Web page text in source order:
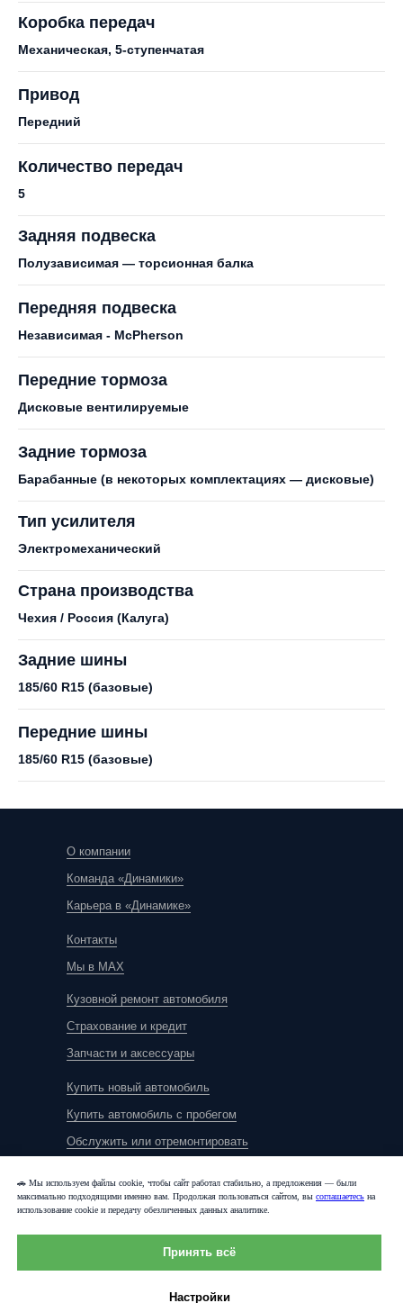
Коробка передач
Механическая, 5-ступенчатая
Привод
Передний
Количество передач
5
Задняя подвеска
Полузависимая — торсионная балка
Передняя подвеска
Независимая - McPherson
Передние тормоза
Дисковые вентилируемые
Задние тормоза
Барабанные (в некоторых комплектациях — дисковые)
Тип усилителя
Электромеханический
Страна производства
Чехия / Россия (Калуга)
Задние шины
185/60 R15 (базовые)
Передние шины
185/60 R15 (базовые)
Политика конфиденциальности
О компании
Команда «Динамики»
Карьера в «Динамике»
Кузовной ремонт автомобиля
Страхование и кредит
Запчасти и аксессуары
Контакты
Мы в MAX
Купить новый автомобиль
Купить автомобиль с пробегом
Обслужить или отремонтировать
Правовая информация
🚗 Мы используем файлы cookie, чтобы сайт работал стабильно, а предложения — были
максимально подходящими именно вам. Продолжая пользоваться сайтом, вы соглашаетесь на
использование cookie и передачу обезличенных данных аналитике.
Принять всё
Настройки